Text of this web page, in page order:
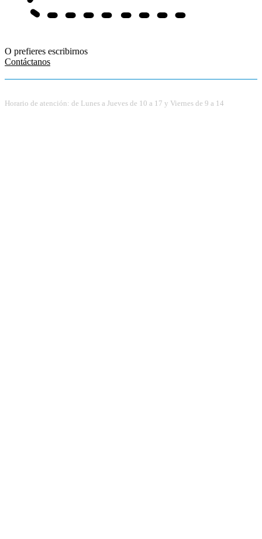
O prefieres escribirnos
Contáctanos
Horario de atención: de Lunes a Jueves de 10 a 17 y Viernes de 9 a 14